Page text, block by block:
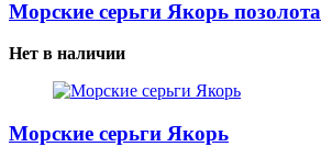
Морские серьги Якорь позолота
Нет в наличии
Морские серьги Якорь